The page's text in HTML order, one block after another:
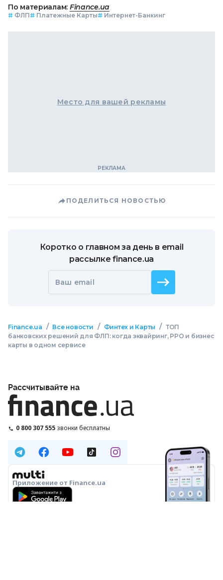
По материалам: Finance.ua
# ФЛП# Платежные Карты# Интернет-Банкинг
Место для вашей рекламы
ПОДЕЛИТЬСЯ НОВОСТЬЮ
Коротко о главном за день в email
рассылке finance.ua
Ваш email
Finance.ua / Все новости / Финтех и Карты / ТОП
банковских решений для ФЛП: когда эквайринг, РРО и бизнес
карты в одном сервисе
Рассчитывайте на
0 800 307 555 звонки бесплатны
Приложение от Finance.ua